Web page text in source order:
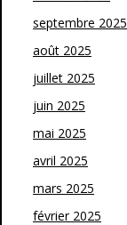
septembre 2025
août 2025
juillet 2025
juin 2025
mai 2025
avril 2025
mars 2025
février 2025